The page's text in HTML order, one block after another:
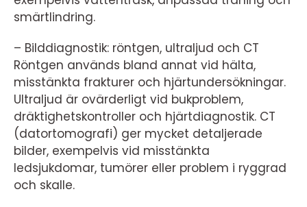
smärtlindring.
– Bilddiagnostik: röntgen, ultraljud och CT
Röntgen används bland annat vid hälta,
misstänkta frakturer och hjärtundersökningar.
Ultraljud är ovärderligt vid bukproblem,
dräktighetskontroller och hjärtdiagnostik. CT
(datortomografi) ger mycket detaljerade
bilder, exempelvis vid misstänkta
ledsjukdomar, tumörer eller problem i ryggrad
och skalle.